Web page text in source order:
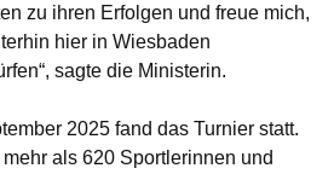
zu ihren Erfolgen und freue mich,
hier in Wiesbaden
sagte die Ministerin.
2025 fand das Turnier statt.
als 620 Sportlerinnen und